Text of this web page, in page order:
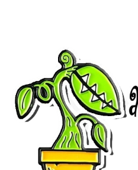
Venus por
There are
You can try looking at